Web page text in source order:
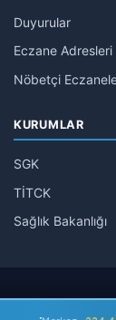
Duyurular
Eczane Adresleri
Nöbetçi
KURUMLAR
SGK
TİTCK
Sağlık Bakanlığı